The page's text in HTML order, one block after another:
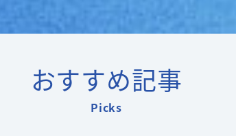
おすすめ記事
Picks